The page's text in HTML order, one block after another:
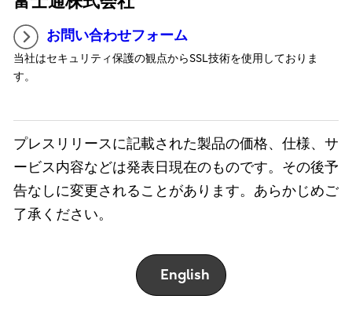
お問い合わせフォーム
当社はセキュリティ保護の観点からSSL技術を使用しておりま
す。
プレスリリースに記載された製品の価格、仕様、サ
ービス内容などは発表日現在のものです。その後予
告なしに変更されることがあります。あらかじめご
了承ください。
English